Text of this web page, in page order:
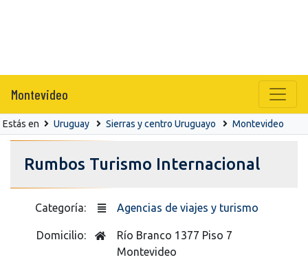
Montevideo
Estás en Uruguay Sierras y centro Uruguayo Montevideo
Rumbos Turismo Internacional
Categoría: Agencias de viajes y turismo
Domicilio:
Río Branco 1377 Piso 7
Montevideo